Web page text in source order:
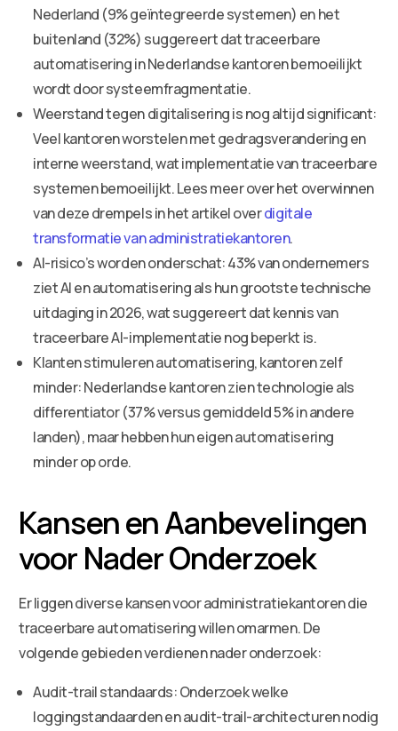
Nederland (9% geïntegreerde systemen) en het
buitenland (32%) suggereert dat traceerbare
automatisering in Nederlandse kantoren bemoeilijkt
wordt door systeemfragmentatie.
Weerstand tegen digitalisering is nog altijd significant:
Veel kantoren worstelen met gedragsverandering en
interne weerstand, wat implementatie van traceerbare
systemen bemoeilijkt. Lees meer over het overwinnen
van deze drempels in het artikel overdigitale
transformatie van administratiekantoren.
AI-risico’s worden onderschat: 43% van ondernemers
ziet AI en automatisering als hun grootste technische
uitdaging in 2026, wat suggereert dat kennis van
traceerbare AI-implementatie nog beperkt is.
Klanten stimuleren automatisering, kantoren zelf
minder: Nederlandse kantoren zien technologie als
differentiator (37% versus gemiddeld 5% in andere
landen), maar hebben hun eigen automatisering
minder op orde.
Kansen en Aanbevelingen
voor Nader Onderzoek
Er liggen diverse kansen voor administratiekantoren die
traceerbare automatisering willen omarmen. De
volgende gebieden verdienen nader onderzoek:
Audit-trail standaards: Onderzoek welke
loggingstandaarden en audit-trail-architecturen nodig